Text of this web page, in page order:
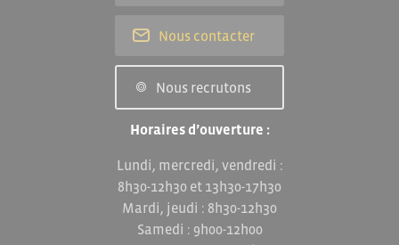
Nous contacter
Nous recrutons
Horaires d’ouverture :
Lundi, mercredi, vendredi :
8h30-12h30 et 13h30-17h30
Mardi, jeudi : 8h30-12h30
Samedi : 9h00-12h00